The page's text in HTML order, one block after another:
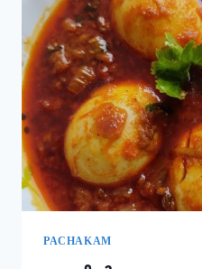
ഒരു
കിടിലൻ
ദോശ;
മിനുട്ടിൽ
നല്ല
സോഫ്റ്റ്
ദോശ
റെഡി!!
|
SPECIAL
PACHAKAM